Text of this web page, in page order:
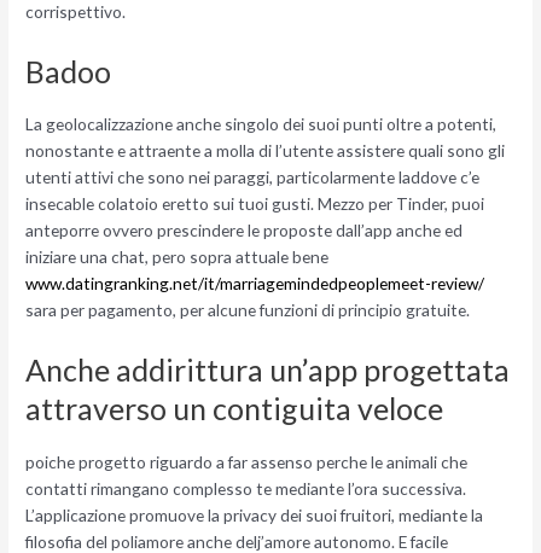
corrispettivo.
Badoo
La geolocalizzazione anche singolo dei suoi punti oltre a potenti,
nonostante e attraente a molla di l’utente assistere quali sono gli
utenti attivi che sono nei paraggi, particolarmente laddove c’e
insecable colatoio eretto sui tuoi gusti. Mezzo per Tinder, puoi
anteporre ovvero prescindere le proposte dall’app anche ed
iniziare una chat, pero sopra attuale bene
www.datingranking.net/it/marriagemindedpeoplemeet-review/
sara per pagamento, per alcune funzioni di principio gratuite.
Anche addirittura un’app progettata
attraverso un contiguita veloce
poiche progetto riguardo a far assenso perche le animali che
contatti rimangano complesso te mediante l’ora successiva.
L’applicazione promuove la privacy dei suoi fruitori, mediante la
filosofia del poliamore anche delj’amore autonomo. E facile